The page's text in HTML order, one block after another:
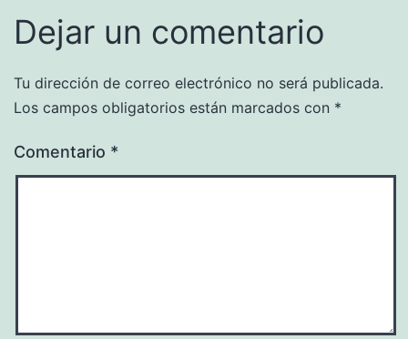
Dejar un comentario
Tu dirección de correo electrónico no será publicada.
Los campos obligatorios están marcados con *
Comentario *